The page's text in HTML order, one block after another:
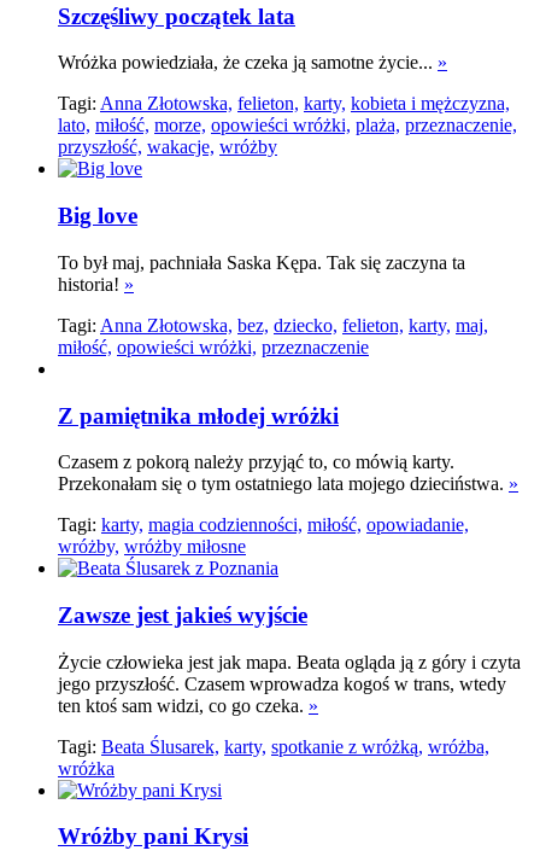
Szczęśliwy początek lata
Wróżka powiedziała, że czeka ją samotne życie... »
Tagi: Anna Złotowska, felieton, karty, kobieta i mężczyzna,
lato, miłość, morze, opowieści wróżki, plaża, przeznaczenie,
przyszłość, wakacje, wróżby
Big love
To był maj, pachniała Saska Kępa. Tak się zaczyna ta
historia! »
Tagi: Anna Złotowska, bez, dziecko, felieton, karty, maj,
miłość, opowieści wróżki, przeznaczenie
Z pamiętnika młodej wróżki
Czasem z pokorą należy przyjąć to, co mówią karty.
Przekonałam się o tym ostatniego lata mojego dzieciństwa. »
Tagi: karty, magia codzienności, miłość, opowiadanie,
wróżby, wróżby miłosne
Zawsze jest jakieś wyjście
Życie człowieka jest jak mapa. Beata ogląda ją z góry i czyta
jego przyszłość. Czasem wprowadza kogoś w trans, wtedy
ten ktoś sam widzi, co go czeka. »
Tagi: Beata Ślusarek, karty, spotkanie z wróżką, wróżba,
wróżka
Wróżby pani Krysi